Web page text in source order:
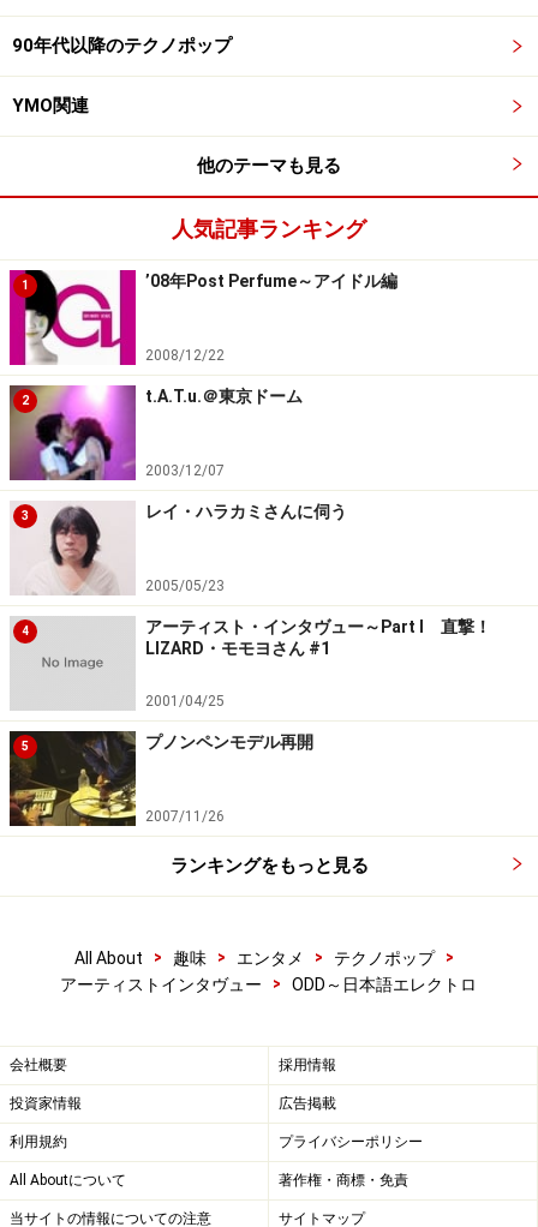
90年代以降のテクノポップ
YMO関連
他のテーマも見る
人気記事ランキング
1 ’08年Post Perfume～アイドル編
2008/12/22
2 t.A.T.u.＠東京ドーム
2003/12/07
3 レイ・ハラカミさんに伺う
2005/05/23
4
アーティスト・インタヴュー～Part I 直撃！
LIZARD・モモヨさん #1
2001/04/25
5 プノンペンモデル再開
2007/11/26
ランキングをもっと見る
All About > 趣味 > エンタメ > テクノポップ
>
アーティストインタヴュー
> ODD～日本語エレクトロ
会社概要 採用情報
投資家情報 広告掲載
利用規約 プライバシーポリシー
All Aboutについて 著作権・商標・免責
当サイトの情報についての注意 サイトマップ